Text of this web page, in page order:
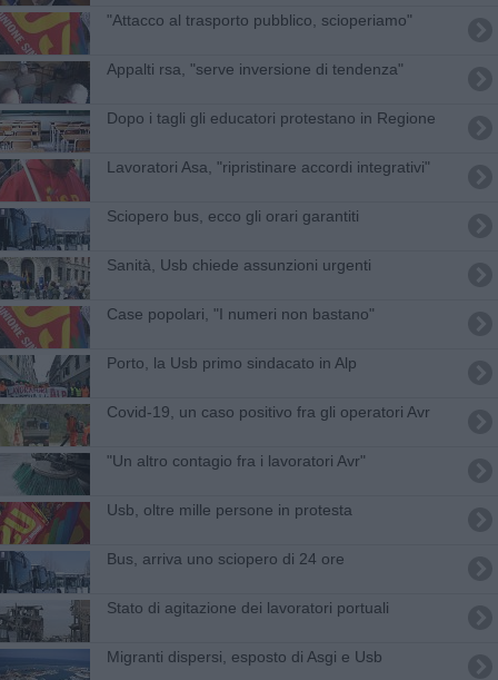
"Attacco al trasporto pubblico, scioperiamo"
Appalti rsa, "serve inversione di tendenza"
Dopo i tagli gli educatori protestano in Regione
Lavoratori Asa, "ripristinare accordi integrativi"
Sciopero bus, ecco gli orari garantiti
Sanità, Usb chiede assunzioni urgenti
Case popolari, "I numeri non bastano"
Porto, la Usb primo sindacato in Alp
Covid-19, un caso positivo fra gli operatori Avr
"Un altro contagio fra i lavoratori Avr"
Usb, oltre mille persone in protesta
Bus, arriva uno sciopero di 24 ore
Stato di agitazione dei lavoratori portuali
Migranti dispersi, esposto di Asgi e Usb